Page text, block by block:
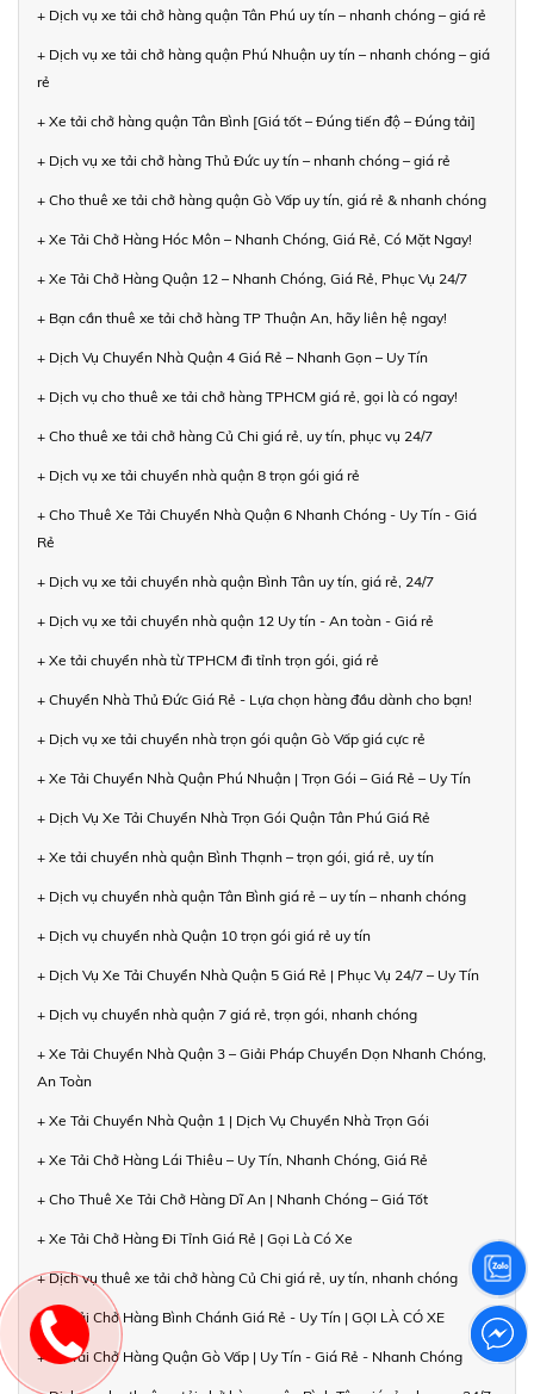
+ Dịch vụ xe tải chở hàng quận Tân Phú uy tín – nhanh chóng – giá rẻ
+ Dịch vụ xe tải chở hàng quận Phú Nhuận uy tín – nhanh chóng – giá
rẻ
+ Xe tải chở hàng quận Tân Bình [Giá tốt – Đúng tiến độ – Đúng tải]
+ Dịch vụ xe tải chở hàng Thủ Đức uy tín – nhanh chóng – giá rẻ
+ Cho thuê xe tải chở hàng quận Gò Vấp uy tín, giá rẻ & nhanh chóng
+ Xe Tải Chở Hàng Hóc Môn – Nhanh Chóng, Giá Rẻ, Có Mặt Ngay!
+ Xe Tải Chở Hàng Quận 12 – Nhanh Chóng, Giá Rẻ, Phục Vụ 24/7
+ Bạn cần thuê xe tải chở hàng TP Thuận An, hãy liên hệ ngay!
+ Dịch Vụ Chuyển Nhà Quận 4 Giá Rẻ – Nhanh Gọn – Uy Tín
+ Dịch vụ cho thuê xe tải chở hàng TPHCM giá rẻ, gọi là có ngay!
+ Cho thuê xe tải chở hàng Củ Chi giá rẻ, uy tín, phục vụ 24/7
+ Dịch vụ xe tải chuyển nhà quận 8 trọn gói giá rẻ
+ Cho Thuê Xe Tải Chuyển Nhà Quận 6 Nhanh Chóng - Uy Tín - Giá
Rẻ
+ Dịch vụ xe tải chuyển nhà quận Bình Tân uy tín, giá rẻ, 24/7
+ Dịch vụ xe tải chuyển nhà quận 12 Uy tín - An toàn - Giá rẻ
+ Xe tải chuyển nhà từ TPHCM đi tỉnh trọn gói, giá rẻ
+ Chuyển Nhà Thủ Đức Giá Rẻ - Lựa chọn hàng đầu dành cho bạn!
+ Dịch vụ xe tải chuyển nhà trọn gói quận Gò Vấp giá cực rẻ
+ Xe Tải Chuyển Nhà Quận Phú Nhuận | Trọn Gói – Giá Rẻ – Uy Tín
+ Dịch Vụ Xe Tải Chuyển Nhà Trọn Gói Quận Tân Phú Giá Rẻ
+ Xe tải chuyển nhà quận Bình Thạnh – trọn gói, giá rẻ, uy tín
+ Dịch vụ chuyển nhà quận Tân Bình giá rẻ – uy tín – nhanh chóng
+ Dịch vụ chuyển nhà Quận 10 trọn gói giá rẻ uy tín
+ Dịch Vụ Xe Tải Chuyển Nhà Quận 5 Giá Rẻ | Phục Vụ 24/7 – Uy Tín
+ Dịch vụ chuyển nhà quận 7 giá rẻ, trọn gói, nhanh chóng
+ Xe Tải Chuyển Nhà Quận 3 – Giải Pháp Chuyển Dọn Nhanh Chóng,
An Toàn
+ Xe Tải Chuyển Nhà Quận 1 | Dịch Vụ Chuyển Nhà Trọn Gói
+ Xe Tải Chở Hàng Lái Thiêu – Uy Tín, Nhanh Chóng, Giá Rẻ
+ Cho Thuê Xe Tải Chở Hàng Dĩ An | Nhanh Chóng – Giá Tốt
+ Xe Tải Chở Hàng Đi Tỉnh Giá Rẻ | Gọi Là Có Xe
+ Dịch vụ thuê xe tải chở hàng Củ Chi giá rẻ, uy tín, nhanh chóng
+ Xe Tải Chở Hàng Bình Chánh Giá Rẻ - Uy Tín | GỌI LÀ CÓ XE
+ Xe Tải Chở Hàng Quận Gò Vấp | Uy Tín - Giá Rẻ - Nhanh Chóng